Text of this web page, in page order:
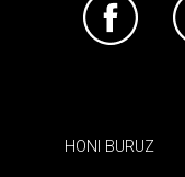
HONI BURUZ